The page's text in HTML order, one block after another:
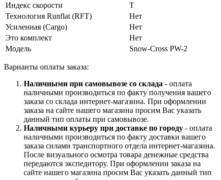
Индекс скорости
T
Технология Runflat (RFT)
Нет
Усиленная (Cargo)
Нет
Это комплект
Нет
Модель
Snow-Cross PW-2
Варианты оплаты заказа:
Наличными при самовывозе со склада - оплата
наличными производиться по факту получения вашего
заказа со склада интернет-магазина. При оформлении
заказа на сайте нашего магазина просим Вас указать
данный тип оплаты при самовывозе.
Наличными курьеру при доставке по городу - оплата
наличными производиться по факту доставки вашего
заказа силами транспортного отдела интернет-магазина.
После визуального осмотра товара денежные средства
передаются экспедитору. При оформлении заказа на
сайте нашего магазина просим Вас указать данный тип